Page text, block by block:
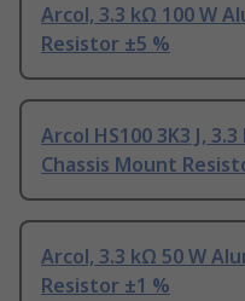
Arcol, 3.3 kΩ 100 W
Resistor ±5 %
Arcol HS100 3K3 J,
Chassis Mount
Arcol, 3.3 kΩ 50 W
Resistor ±1 %